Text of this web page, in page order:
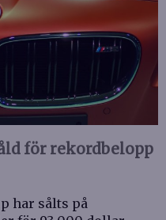
för rekordbelopp
har sålts på